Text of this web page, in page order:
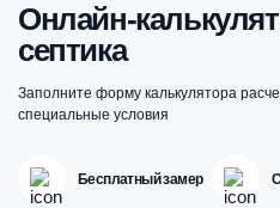
Онлайн-
септика
Заполните форму калькулятора
специальные условия
Бесплатный замер